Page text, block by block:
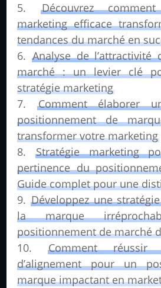
Découvrez
marketing efficace
tendances du marché en
Analyse de l’attractivité
marché : un levier clé
stratégie marketing
Comment élaborer
positionnement de
transformer votre marketing
Stratégie marketing
pertinence du
Guide complet pour une
Développez une
la marque
positionnement de marché
Comment réussir
d’alignement pour un
marque impactant en